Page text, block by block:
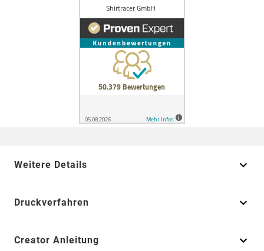
Weitere Details
Druckverfahren
Creator Anleitung